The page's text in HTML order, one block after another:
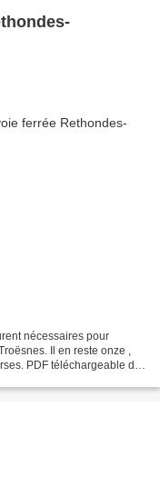
nécessaires pour
Il en reste onze ,
PDF téléchargeable de